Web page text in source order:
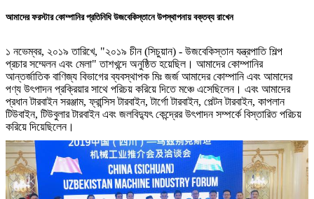
আমাদের ফরস্টার কোম্পানির প্রতিনিধি উজবেকিস্তানে উপস্থাপনায় বক্তব্য রাখেন
১ নভেম্বর, ২০১৯ তারিখে, "২০১৯ চীন (সিচুয়ান) - উজবেকিস্তান যন্ত্রপাতি শিল্প
প্রচার সম্মেলন এবং মেলা" তাশখন্দে অনুষ্ঠিত হয়েছিল। আমাদের কোম্পানির
আন্তর্জাতিক বাণিজ্য বিভাগের ব্যবস্থাপক মিঃ জর্জ আমাদের কোম্পানি এবং আমাদের
পণ্য উৎপাদন প্রক্রিয়ার সাথে পরিচয় করিয়ে দিতে মঞ্চে এসেছিলেন। এবং আমাদের
প্রধান টারবাইন সরঞ্জাম, ফ্রান্সিস টারবাইন, টার্গো টারবাইন, পেল্টন টারবাইন, কাপলান
টিউবাইন, টিউবুলার টারবাইন এবং জলবিদ্যুৎ কেন্দ্রের উৎপাদন সম্পর্কে বিস্তারিত পরিচয়
করিয়ে দিয়েছিলেন।